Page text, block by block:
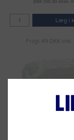
(DKK 330,50 ekskl.
Læg i
Fragt 49 DKK inkl.